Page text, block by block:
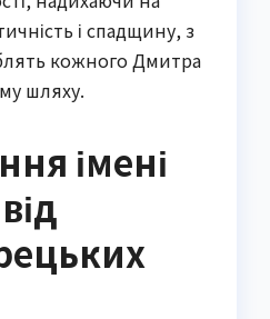
і спадщину, з
кожного Дмитра
шляху.
імені